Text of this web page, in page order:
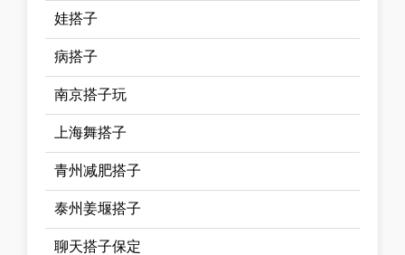
娃搭子
病搭子
南京搭子玩
上海舞搭子
青州减肥搭子
泰州姜堰搭子
聊天搭子保定